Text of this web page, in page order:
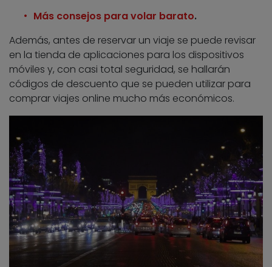
Más consejos para volar barato.
Además, antes de reservar un viaje se puede revisar
en la tienda de aplicaciones para los dispositivos
móviles y, con casi total seguridad, se hallarán
códigos de descuento que se pueden utilizar para
comprar viajes online mucho más económicos.